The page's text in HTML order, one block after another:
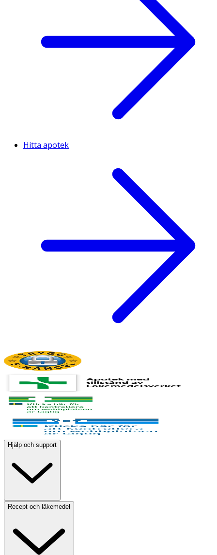
Hitta apotek
Hjälp och support
Recept och läkemedel